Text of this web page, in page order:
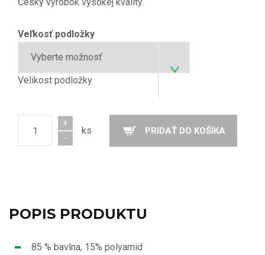
Český výrobok vysokej kvality.
Veľkosť podložky
Velikost podložky
Počet
+
-
ks PRIDAŤ DO KOŠÍKA
POPIS PRODUKTU
85 % bavlna, 15% polyamid